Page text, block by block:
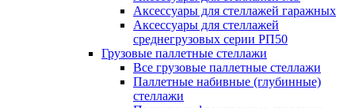
Аксессуары для стеллажей гаражных
Аксессуары для стеллажей
среднегрузовых серии РП50
Грузовые паллетные стеллажи
Все грузовые паллетные стеллажи
Паллетные набивные (глубинные)
стеллажи